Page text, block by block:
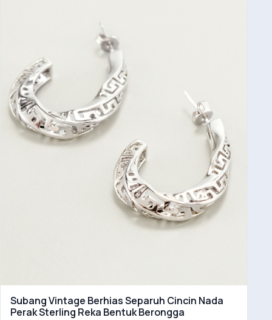
Subang Vintage Berhias Separuh Cincin Nada
Perak Sterling Reka Bentuk Berongga